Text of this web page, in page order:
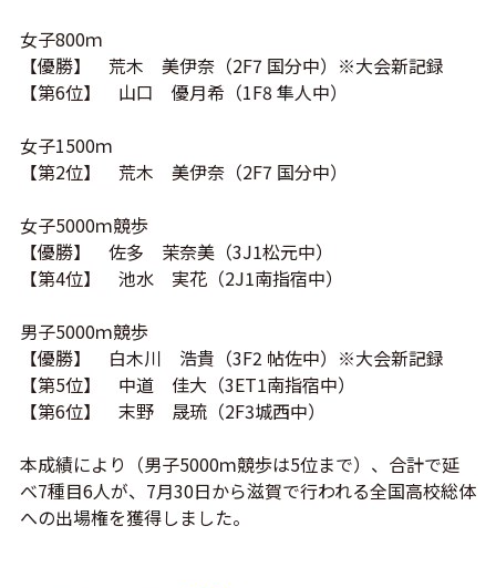
女子800ｍ
【優勝】 荒木 美伊奈（2F7 国分中）※大会新記録
【第6位】 山口 優月希（1F8 隼人中）
女子1500ｍ
【第2位】 荒木 美伊奈（2F7 国分中）
女子5000ｍ競歩
【優勝】 佐多 茉奈美（3J1松元中）
【第4位】 池水 実花（2J1南指宿中）
男子5000ｍ競歩
【優勝】 白木川 浩貴（3F2 帖佐中）※大会新記録
【第5位】 中道 佳大（3ET1南指宿中）
【第6位】 末野 晟琉（2F3城西中）
本成績により（男子5000ｍ競歩は5位まで）、合計で延
べ7種目6人が、7月30日から滋賀で行われる全国高校総体
への出場権を獲得しました。